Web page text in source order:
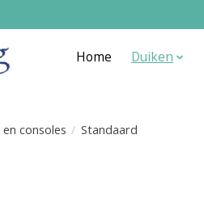
Home Duiken
consoles / Standaard